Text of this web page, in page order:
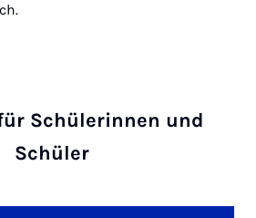
Schülerinnen und
Schüler